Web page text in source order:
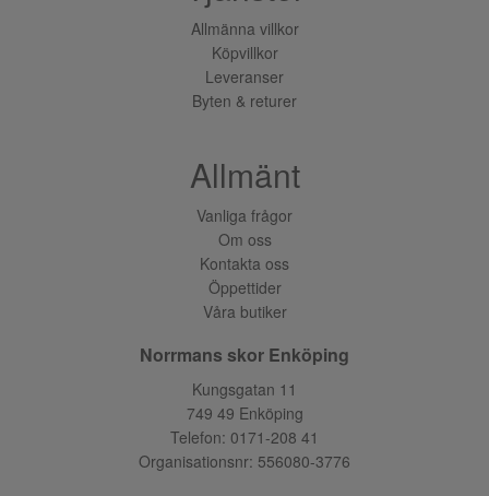
Allmänna villkor
Köpvillkor
Leveranser
Byten & returer
Allmänt
Vanliga frågor
Om oss
Kontakta oss
Öppettider
Våra butiker
Norrmans skor Enköping
Kungsgatan 11
749 49 Enköping
Telefon: 0171-208 41
Organisationsnr: 556080-3776